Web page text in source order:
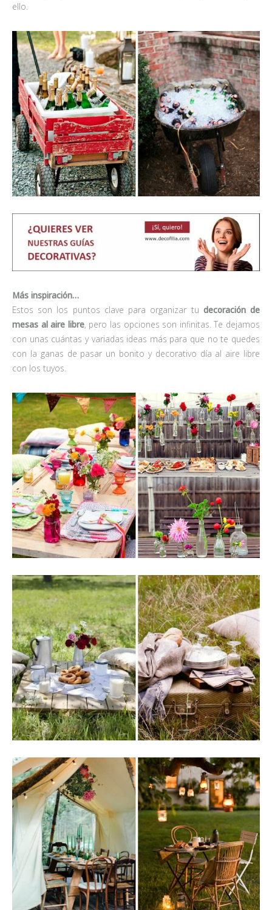
ello.
Más inspiración…
Estos son los puntos clave para organizar tu decoración de
mesas al aire libre, pero las opciones son infinitas. Te dejamos
con unas cuántas y variadas ideas más para que no te quedes
con la ganas de pasar un bonito y decorativo día al aire libre
con los tuyos.